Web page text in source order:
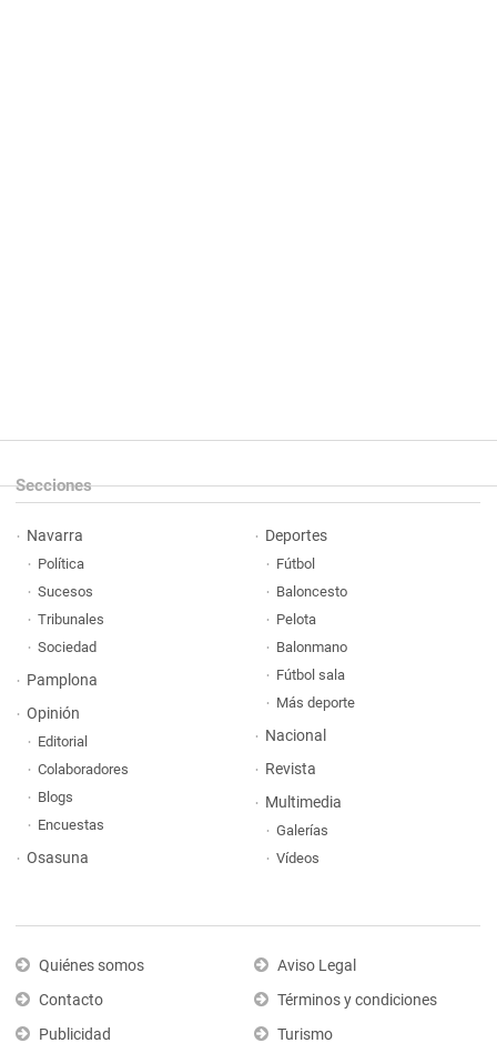
Secciones
Navarra
Política
Sucesos
Tribunales
Sociedad
Pamplona
Opinión
Editorial
Colaboradores
Blogs
Encuestas
Osasuna
Deportes
Fútbol
Baloncesto
Pelota
Balonmano
Fútbol sala
Más deporte
Nacional
Revista
Multimedia
Galerías
Vídeos
Quiénes somos
Contacto
Publicidad
Aviso Legal
Términos y condiciones
Turismo